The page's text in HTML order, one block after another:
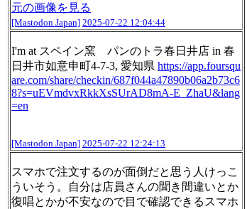
元の画像を見る
[Mastodon Japan] 2025-07-22 12:04:44
I'm at スペイン窯 パンのトラ春日井店 in 春
日井市如意申町4-7-3, 愛知県 https://app.foursqu
are.com/share/checkin/687f044a47890b06a2b73c6
8?s=uEVmdvxRkkXsSUrAD8mA-E_ZhaU&lang
=en
[Mastodon Japan] 2025-07-22 12:24:13
スマホで注文するのが面倒だと思う人けっこ
ういそう。自分は店員さんの聞き間違いとか
復唱とかが不安なので目で確認できるスマホ